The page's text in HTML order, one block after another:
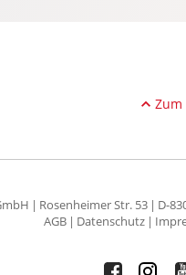
Zum
Rosenheimer Str. 53 D-
AGB
Datenschutz